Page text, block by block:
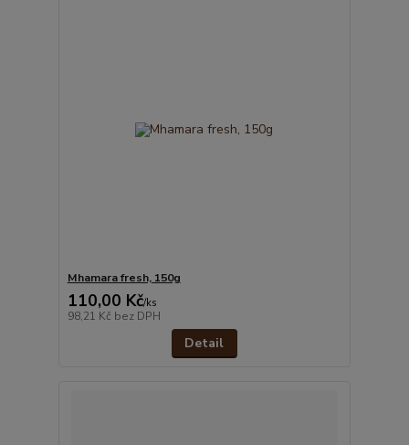
Mhamara fresh, 150g
110,00 Kč/ks
98,21 Kč bez DPH
Detail